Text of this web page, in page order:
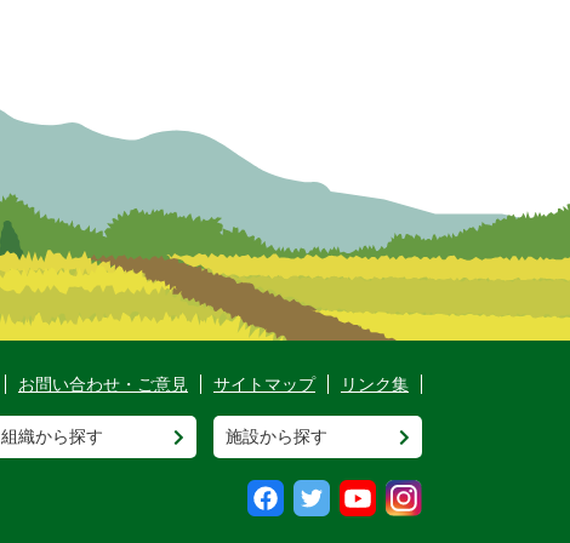
お問い合わせ・ご意見 サイトマップ リンク集
組織から探す 施設から探す